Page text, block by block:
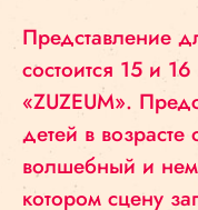
Представление
состоится 15 и
«ZUZEUM».
детей в
волшебный и
котором сцену